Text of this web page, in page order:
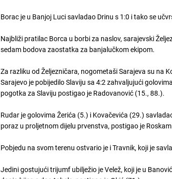
Borac je u Banjoj Luci savladao Drinu s 1:0 i tako se
Najbliži pratilac Borca u borbi za naslov, sarajevski
sedam bodova zaostatka za banjalučkom ekipom.
Za razliku od Željezničara, nogometaši Sarajeva su na
Sarajevo je pobijedilo Slaviju sa 4:2 zahvaljujući
pogotka za Slaviju postigao je Radovanović (15., 88.).
Rudar je golovima Žerića (5.) i Kovačevića (29.)
poraz u proljetnom dijelu prvenstva, postigao je
Pobjedu na svom terenu ostvario je i Travnik, koji je
Jedini gostujući trijumf ubilježio je Velež, koji je u